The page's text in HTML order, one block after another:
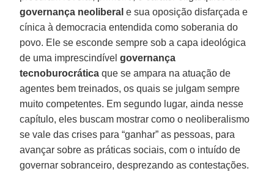
governança neoliberal e sua oposição disfarçada e
cínica à democracia entendida como soberania do
povo. Ele se esconde sempre sob a capa ideológica
de uma imprescindívelgovernança
tecnoburocrática que se ampara na atuação de
agentes bem treinados, os quais se julgam sempre
muito competentes. Em segundo lugar, ainda nesse
capítulo, eles buscam mostrar como o neoliberalismo
se vale das crises para “ganhar” as pessoas, para
avançar sobre as práticas sociais, com o intuído de
governar sobranceiro, desprezando as contestações.